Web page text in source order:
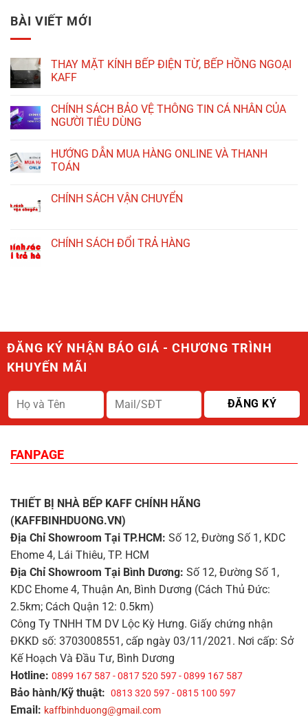
BÀI VIẾT MỚI
THAY MẶT KÍNH BẾP ĐIỆN TỪ, BẾP HỒNG NGOẠI
KAFF
CHÍNH SÁCH BẢO VỆ THÔNG TIN CÁ NHÂN CỦA
NGƯỜI TIÊU DÙNG
HƯỚNG DẪN MUA HÀNG ONLINE VÀ THANH
TOÁN
CHÍNH SÁCH VẬN CHUYỂN
CHÍNH SÁCH ĐỔI TRẢ HÀNG
ĐĂNG KÝ NHẬN BÁO GIÁ - CHƯƠNG TRÌNH
KHUYẾN MÃI
FANPAGE
THIẾT BỊ NHÀ BẾP KAFF CHÍNH HÃNG
(KAFFBINHDUONG.VN)
Địa Chỉ Showroom Tại TP.HCM: Số 12, Đường Số 1, KDC
Ehome 4, Lái Thiêu, TP. HCM
Địa Chỉ Showroom Tại Bình Dương: Số 12, Đường Số 1,
KDC Ehome 4, Thuận An, Bình Dương (Cách Thủ Đức:
2.5km; Cách Quận 12: 0.5km)
Công Ty TNHH TM DV Lộc Kỳ Hưng. Giấy chứng nhận
ĐKKD số: 3703008551, cấp ngày 03/11/2021. Nơi cấp: Sở
Kế Hoạch Và Đầu Tư, Bình Dương
Hotline: 0899 167 587 - 0817 520 597 - 0899 167 587
Bảo hành/Kỹ thuật: 0813 320 597 - 0815 100 597
Email: kaffbinhduong@gmail.com